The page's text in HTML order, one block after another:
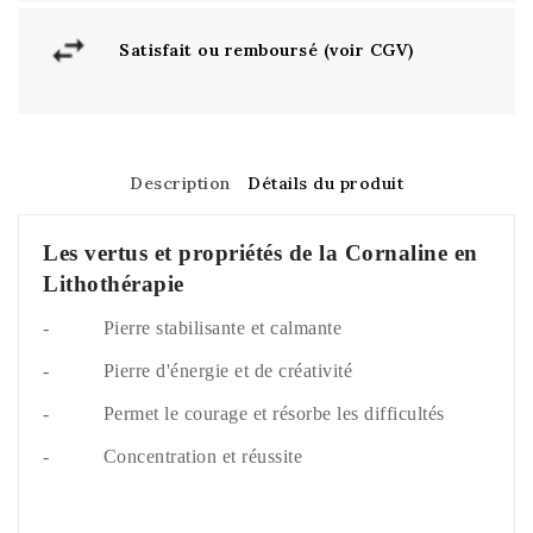
Satisfait ou remboursé (voir CGV)
Description Détails du produit
Les vertus et propriétés de la Cornaline en
Lithothérapie
- Pierre stabilisante et calmante
- Pierre d'énergie et de créativité
- Permet le courage et résorbe les difficultés
- Concentration et réussite